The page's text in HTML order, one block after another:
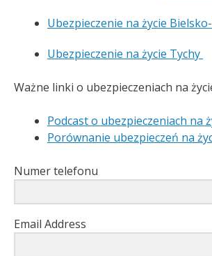
Ubezpieczenie na życie
Ubezpieczenie na życie Tychy
Ważne linki o ubezpieczeniach na
Podcast o ubezpieczeniach na
Porównanie ubezpieczeń na
Numer telefonu
Email Address